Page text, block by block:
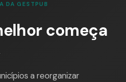
DA GESTPUB
começa
a reorganizar